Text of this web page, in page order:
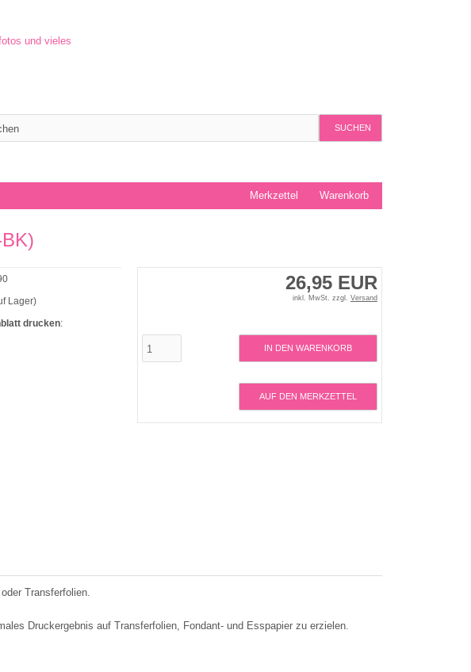
SUCHEN
Warenkorb
Merkzettel
26,95 EUR
inkl. MwSt. zzgl. Versand
IN DEN WARENKORB
AUF DEN MERKZETTEL
Lager)
drucken:
Transferfolien.
Druckergebnis auf Transferfolien, Fondant- und Esspapier zu erzielen.